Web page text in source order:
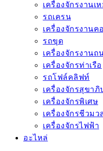
เครื่องจักรงานเ
รถเครน
เครื่องจักรงานค
รถขุด
เครื่องจักรงานถ
เครื่องจักรท่าเรือ
รถโฟล์คลิฟท์
เครื่องจักรสุขาภิ
เครื่องจักรพิเศษ
เครื่องจักรชีวมว
เครื่องจักรไฟฟ้า
อะไหล่